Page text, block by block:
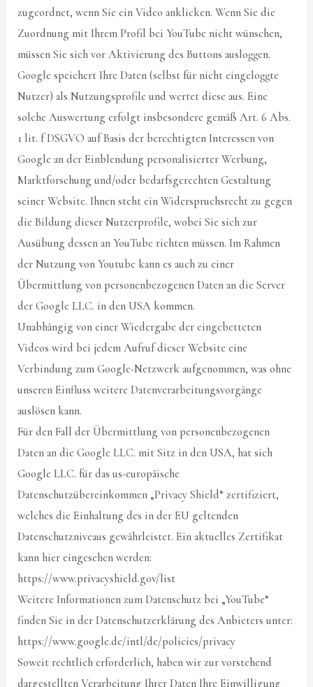
zugeordnet, wenn Sie ein Video anklicken. Wenn Sie die
Zuordnung mit Ihrem Profil bei YouTube nicht wünschen,
müssen Sie sich vor Aktivierung des Buttons ausloggen.
Google speichert Ihre Daten (selbst für nicht eingeloggte
Nutzer) als Nutzungsprofile und wertet diese aus. Eine
solche Auswertung erfolgt insbesondere gemäß Art. 6 Abs.
1 lit. f DSGVO auf Basis der berechtigten Interessen von
Google an der Einblendung personalisierter Werbung,
Marktforschung und/oder bedarfsgerechten Gestaltung
seiner Website. Ihnen steht ein Widerspruchsrecht zu gegen
die Bildung dieser Nutzerprofile, wobei Sie sich zur
Ausübung dessen an YouTube richten müssen. Im Rahmen
der Nutzung von Youtube kann es auch zu einer
Übermittlung von personenbezogenen Daten an die Server
der Google LLC. in den USA kommen.
Unabhängig von einer Wiedergabe der eingebetteten
Videos wird bei jedem Aufruf dieser Website eine
Verbindung zum Google-Netzwerk aufgenommen, was ohne
unseren Einfluss weitere Datenverarbeitungsvorgänge
auslösen kann.
Für den Fall der Übermittlung von personenbezogenen
Daten an die Google LLC. mit Sitz in den USA, hat sich
Google LLC. für das us-europäische
Datenschutzübereinkommen „Privacy Shield“ zertifiziert,
welches die Einhaltung des in der EU geltenden
Datenschutzniveaus gewährleistet. Ein aktuelles Zertifikat
kann hier eingesehen werden:
https://www.privacyshield.gov/list
Weitere Informationen zum Datenschutz bei „YouTube“
finden Sie in der Datenschutzerklärung des Anbieters unter:
https://www.google.de/intl/de/policies/privacy
Soweit rechtlich erforderlich, haben wir zur vorstehend
dargestellten Verarbeitung Ihrer Daten Ihre Einwilligung